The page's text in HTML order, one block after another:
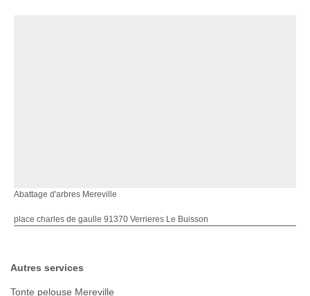
Abattage d'arbres Mereville
place charles de gaulle 91370 Verrieres Le Buisson
Autres services
Tonte pelouse Mereville